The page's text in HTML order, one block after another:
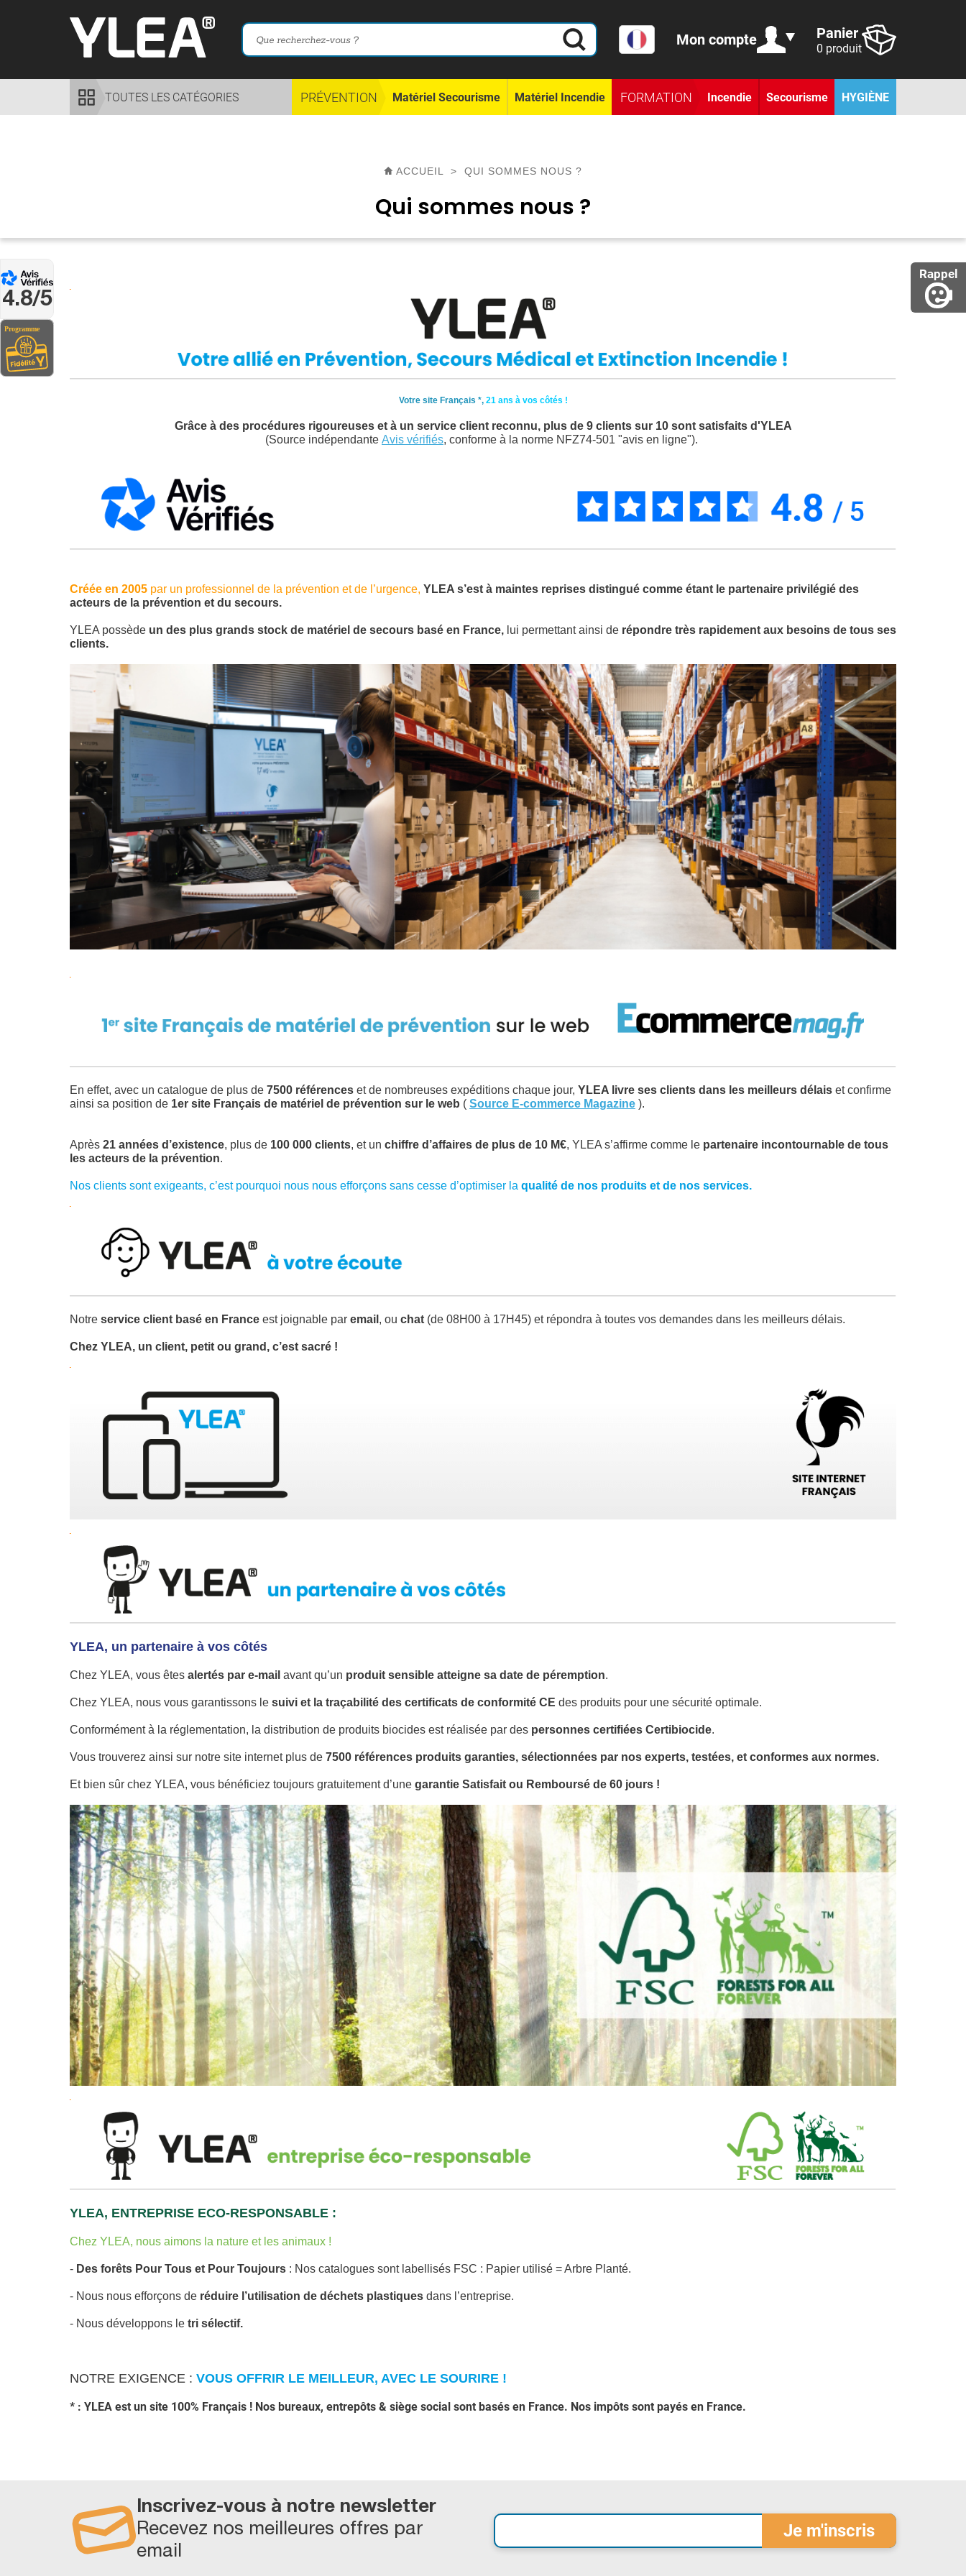
Rappel
4.8/5
Mon compte Panier
0 produit
TOUTES LES CATÉGORIES PRÉVENTION Matériel Secourisme Matériel Incendie FORMATION Incendie Secourisme HYGIÈNE
ACCUEIL > QUI SOMMES NOUS ?
Qui sommes nous ?
Votre site Français *, 21 ans à vos côtés !
Grâce à des procédures rigoureuses et à un service client reconnu, plus de 9 clients sur 10 sont satisfaits d'YLEA
(Source indépendante Avis vérifiés, conforme à la norme NFZ74-501 "avis en ligne").
Créée en 2005 par un professionnel de la prévention et de l’urgence, YLEA s’est à maintes reprises distingué comme étant le partenaire privilégié des
acteurs de la prévention et du secours.
YLEA possède un des plus grands stock de matériel de secours basé en France, lui permettant ainsi de répondre très rapidement aux besoins de tous ses
clients.
En effet, avec un catalogue de plus de 7500 références et de nombreuses expéditions chaque jour, YLEA livre ses clients dans les meilleurs délais et confirme
ainsi sa position de 1er site Français de matériel de prévention sur le web ( Source E-commerce Magazine ).
Après 21 années d’existence, plus de 100 000 clients, et un chiffre d’affaires de plus de 10 M€, YLEA s’affirme comme le partenaire incontournable de tous
les acteurs de la prévention.
Nos clients sont exigeants, c’est pourquoi nous nous efforçons sans cesse d’optimiser la qualité de nos produits et de nos services.
Notre service client basé en France est joignable par email , ou chat (de 08H00 à 17H45) et répondra à toutes vos demandes dans les meilleurs délais.
Chez YLEA, un client, petit ou grand, c’est sacré !
YLEA, un partenaire à vos côtés
Chez YLEA, vous êtes alertés par e-mail avant qu’un produit sensible atteigne sa date de péremption.
Chez YLEA, nous vous garantissons le suivi et la traçabilité des certificats de conformité CE des produits pour une sécurité optimale.
Conformément à la réglementation, la distribution de produits biocides est réalisée par des personnes certifiées Certibiocide.
Vous trouverez ainsi sur notre site internet plus de 7500 références produits garanties, sélectionnées par nos experts, testées, et conformes aux normes.
Et bien sûr chez YLEA, vous bénéficiez toujours gratuitement d’une garantie Satisfait ou Remboursé de 60 jours !
YLEA, ENTREPRISE ECO-RESPONSABLE :
Chez YLEA, nous aimons la nature et les animaux !
- Des forêts Pour Tous et Pour Toujours : Nos catalogues sont labellisés FSC : Papier utilisé = Arbre Planté.
- Nous nous efforçons de réduire l’utilisation de déchets plastiques dans l’entreprise.
- Nous développons le tri sélectif.
NOTRE EXIGENCE : VOUS OFFRIR LE MEILLEUR, AVEC LE SOURIRE !
* : YLEA est un site 100% Français ! Nos bureaux, entrepôts & siège social sont basés en France. Nos impôts sont payés en France.
Inscrivez-vous à notre newsletter
Recevez nos meilleures offres par
email